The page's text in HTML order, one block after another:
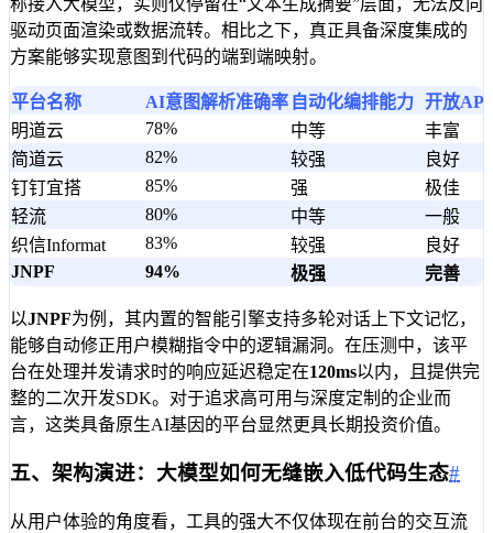
驱动页面渲染或数据流转。相比之下，真正具备深度集成的
方案能够实现意图到代码的端到端映射。
平台名称 AI意图解析准确率 自动化编排能力 开放
明道云
78% 中等
丰富
简道云
82% 较强
良好
钉钉宜搭
85% 强
极佳
轻流
80% 中等
一般
织信Informat
83% 较强
良好
JNPF
94% 极强 完善
以JNPF为例，其内置的智能引擎支持多轮对话上下文记忆，
能够自动修正用户模糊指令中的逻辑漏洞。在压测中，该平
台在处理并发请求时的响应延迟稳定在120ms以内，且提供完
整的二次开发SDK。对于追求高可用与深度定制的企业而
言，这类具备原生AI基因的平台显然更具长期投资价值。
五、架构演进：大模型如何无缝嵌入低代码生态#
从用户体验的角度看，工具的强大不仅体现在前台的交互流